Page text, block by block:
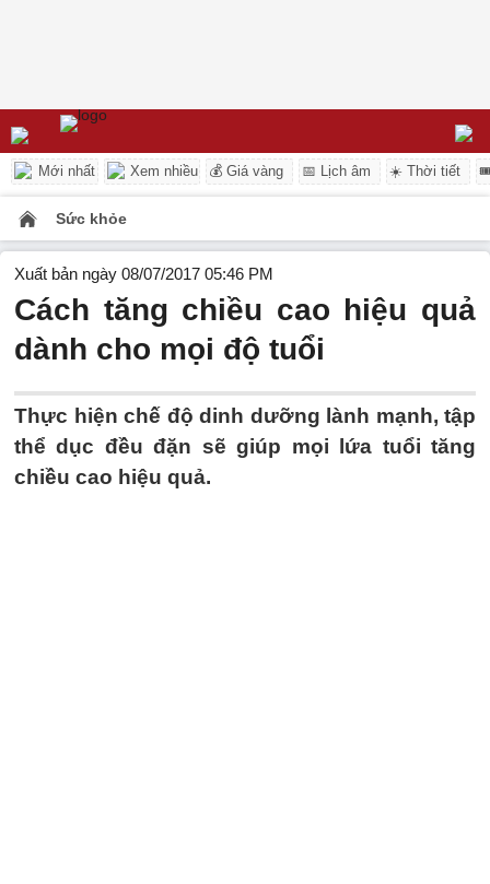
Mới nhất Xem nhiều 💰 Giá vàng 📅 Lịch âm ☀️ Thời tiết
Sức khỏe
Xuất bản ngày 08/07/2017 05:46 PM
Cách tăng chiều cao hiệu quả
dành cho mọi độ tuổi
Thực hiện chế độ dinh dưỡng lành mạnh, tập
thể dục đều đặn sẽ giúp mọi lứa tuổi tăng
chiều cao hiệu quả.